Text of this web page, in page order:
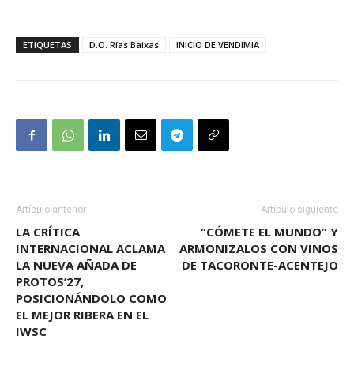
ETIQUETAS D.O. Rías Baixas INICIO DE VENDIMIA
Artículo anterior
LA CRÍTICA
INTERNACIONAL ACLAMA
LA NUEVA AÑADA DE
PROTOS’27,
POSICIONÁNDOLO COMO
EL MEJOR RIBERA EN EL
IWSC
Artículo siguiente
“CÓMETE EL MUNDO” Y
ARMONIZALOS CON VINOS
DE TACORONTE-ACENTEJO